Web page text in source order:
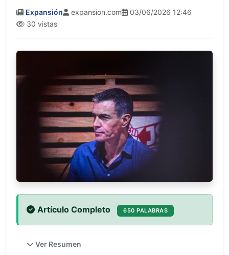
Expansión expansion.com
03/06/2026 12:46
30 vistas
Artículo Completo 650 PALABRAS
Ver Resumen